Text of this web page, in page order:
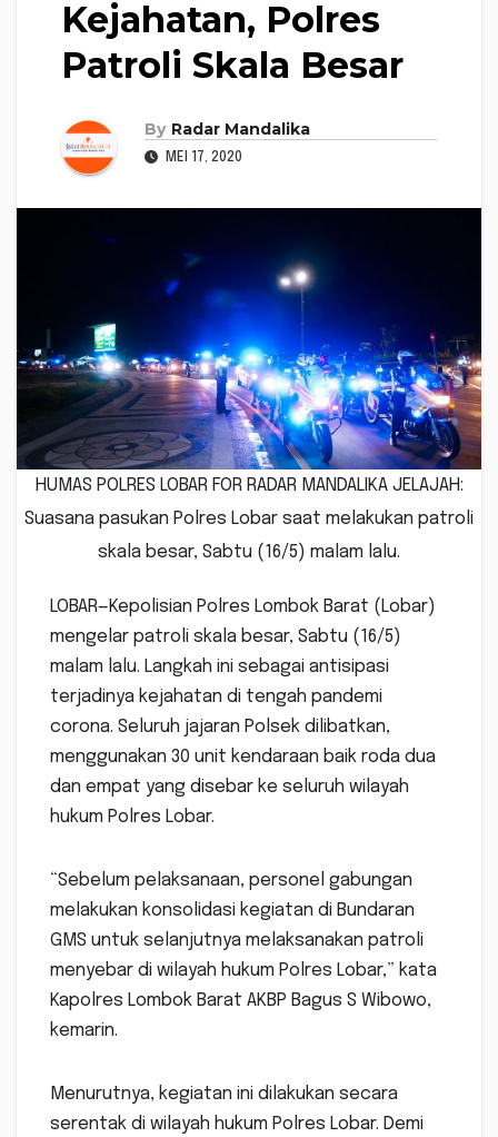
Kejahatan, Polres
Patroli Skala Besar
By Radar Mandalika
MEI 17, 2020
HUMAS POLRES LOBAR FOR RADAR MANDALIKA JELAJAH:
Suasana pasukan Polres Lobar saat melakukan patroli
skala besar, Sabtu (16/5) malam lalu.
LOBAR—Kepolisian Polres Lombok Barat (Lobar)
mengelar patroli skala besar, Sabtu (16/5)
malam lalu. Langkah ini sebagai antisipasi
terjadinya kejahatan di tengah pandemi
corona. Seluruh jajaran Polsek dilibatkan,
menggunakan 30 unit kendaraan baik roda dua
dan empat yang disebar ke seluruh wilayah
hukum Polres Lobar.
“Sebelum pelaksanaan, personel gabungan
melakukan konsolidasi kegiatan di Bundaran
GMS untuk selanjutnya melaksanakan patroli
menyebar di wilayah hukum Polres Lobar,” kata
Kapolres Lombok Barat AKBP Bagus S Wibowo,
kemarin.
Menurutnya, kegiatan ini dilakukan secara
serentak di wilayah hukum Polres Lobar. Demi